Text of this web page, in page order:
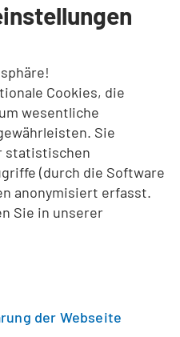
Cookies, die
wesentliche
Sie
statistischen
(durch die Software
anonymisiert erfasst.
Sie in unserer
der Webseite